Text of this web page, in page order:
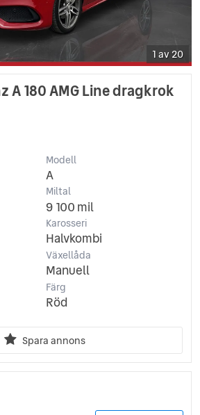
1 av 20
A 180 AMG Line dragkrok
Modell
A
Miltal
9 100 mil
Karosseri
Halvkombi
Växellåda
Manuell
Färg
Röd
Spara annons